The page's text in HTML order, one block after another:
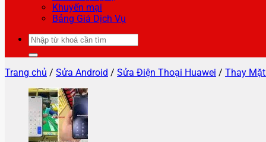
Khuyến mại
Bảng Giá Dịch Vụ
Tìm
kiếm:
Trang chủ / Sửa Android / Sửa Điện Thoại Huawei / Thay